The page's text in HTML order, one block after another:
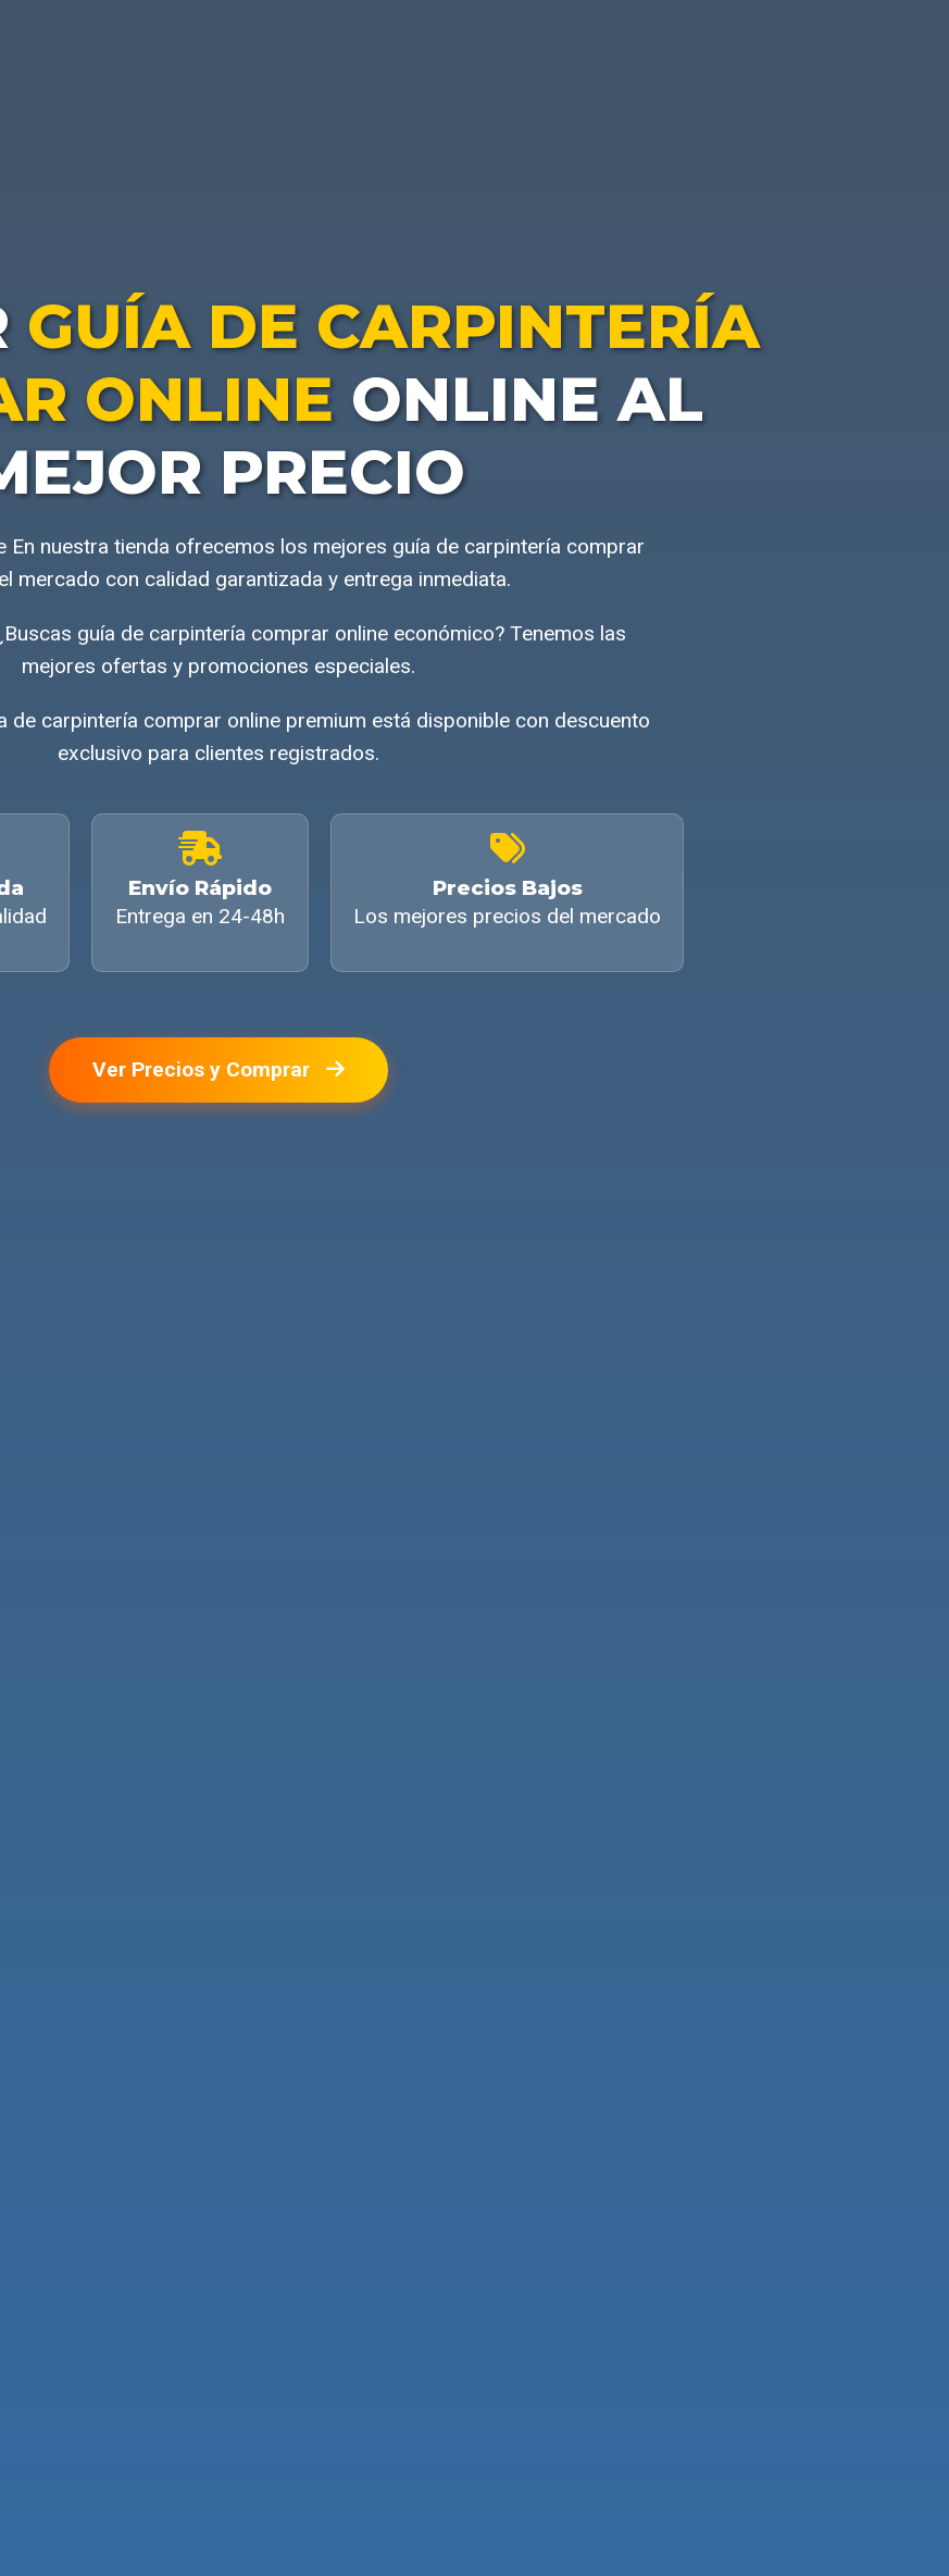
GUÍA DE CARPINTERÍA
ONLINEONLINE AL
PRECIO
En nuestra tienda ofrecemos los mejores guía de carpintería comprar
mercado con calidad garantizada y entrega inmediata.
guía de carpintería comprar online económico? Tenemos las
mejores ofertas y promociones especiales.
de carpintería comprar online premium está disponible con descuento
exclusivo para clientes registrados.
Envío Rápido
Entrega en 24-48h
Precios Bajos
Los mejores precios del mercado
Ver Precios y Comprar